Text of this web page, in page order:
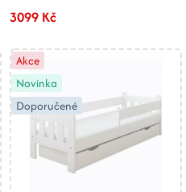
3099 Kč
Akce
Novinka
Doporučené